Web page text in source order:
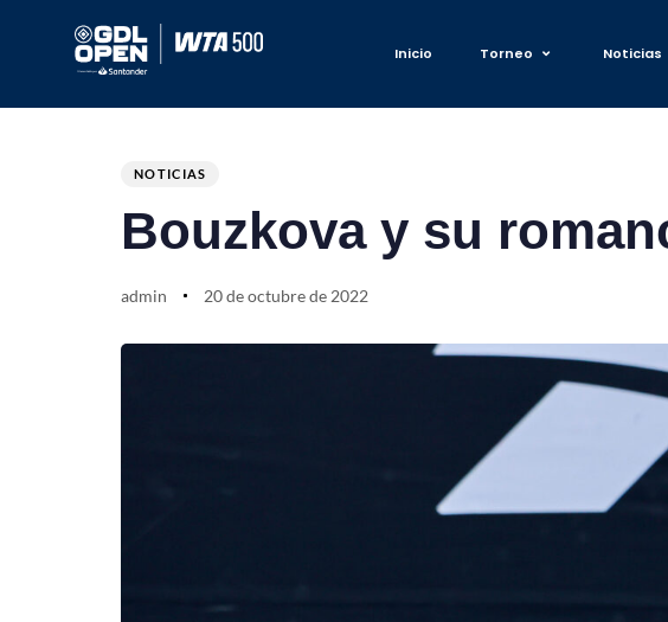
Inicio Torneo Noticias
NOTICIAS
Bouzkova y su
admin 20 de octubre de 2022